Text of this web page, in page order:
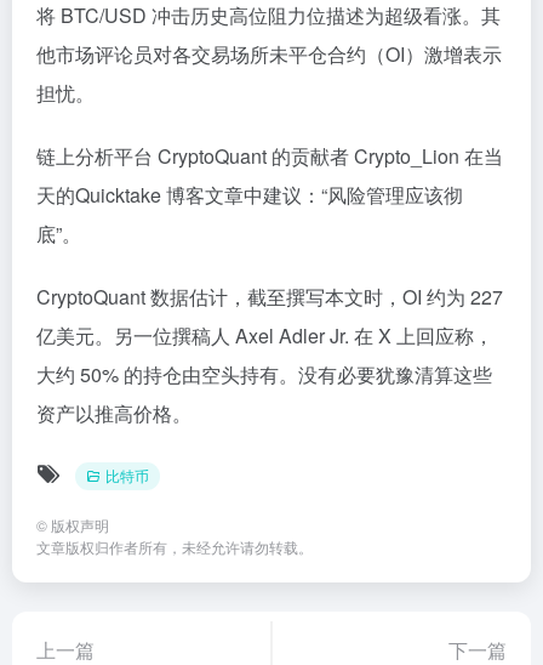
将 BTC/USD 冲击历史高位阻力位描述为超级看涨。其
他市场评论员对各交易场所未平仓合约（OI）激增表示
担忧。
链上分析平台 CryptoQuant 的贡献者 Crypto_Lion 在当
天的Quicktake 博客文章中建议：“风险管理应该彻
底”。
CryptoQuant 数据估计，截至撰写本文时，OI 约为 227
亿美元。另一位撰稿人 Axel Adler Jr. 在 X 上回应称，
大约 50% 的持仓由空头持有。没有必要犹豫清算这些
资产以推高价格。
比特币
© 版权声明
文章版权归作者所有，未经允许请勿转载。
上一篇 下一篇